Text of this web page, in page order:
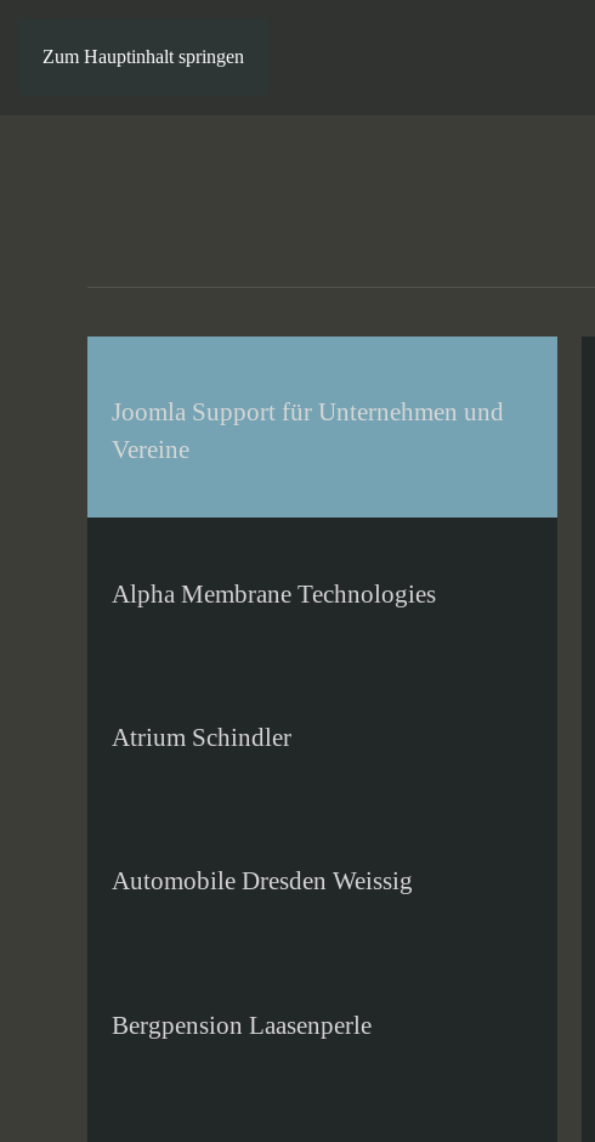
Zum Hauptinhalt springen
Joomla Support für Unternehmen und
Vereine
Alpha Membrane Technologies
Atrium Schindler
Automobile Dresden Weissig
Bergpension Laasenperle